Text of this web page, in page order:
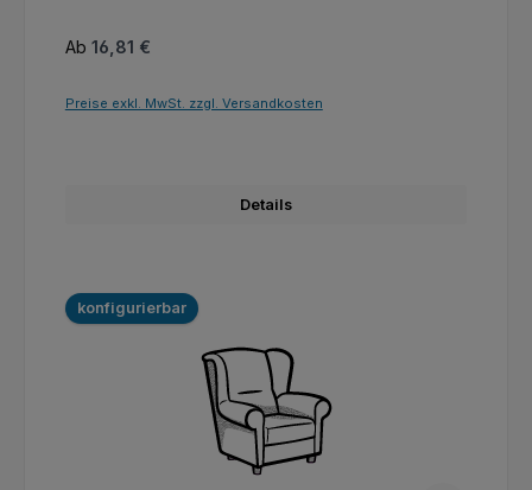
Regulärer Preis:
Ab 16,81 €
Preise exkl. MwSt. zzgl. Versandkosten
Details
konfigurierbar